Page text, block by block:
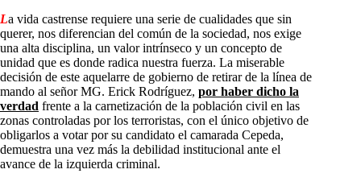
La vida castrense requiere una serie de cualidades que sin
querer, nos diferencian del común de la sociedad, nos exige
una alta disciplina, un valor intrínseco y un concepto de
unidad que es donde radica nuestra fuerza. La miserable
decisión de este aquelarre de gobierno de retirar de la línea de
mando al señor MG. Erick Rodríguez, por haber dicho la
verdad frente a la carnetización de la población civil en las
zonas controladas por los terroristas, con el único objetivo de
obligarlos a votar por su candidato el camarada Cepeda,
demuestra una vez más la debilidad institucional ante el
avance de la izquierda criminal.